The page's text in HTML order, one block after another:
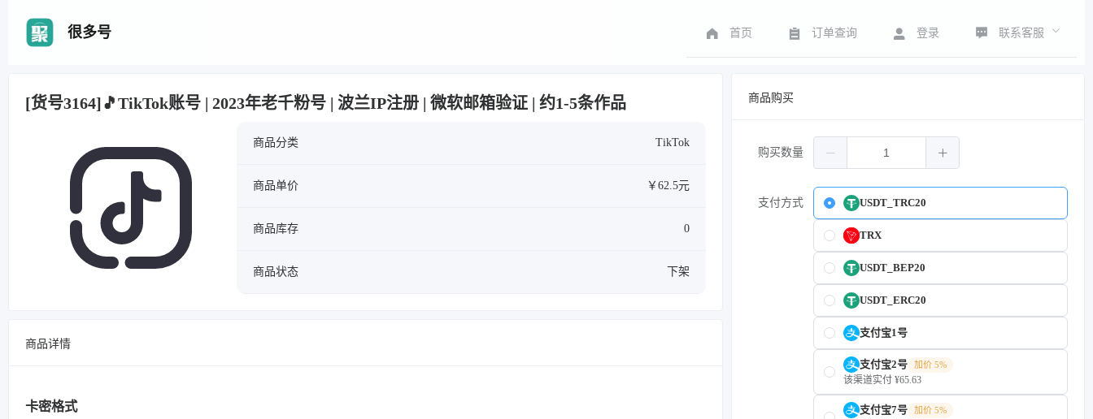
很多号 首页 订单查询 登录 联系客服
[货号3164]🎵TikTok账号 | 2023年老千粉号 | 波兰IP注册 | 微软邮箱验证 | 约1-5条作品
商品分类 TikTok
商品单价 ￥62.5元
商品库存 0
商品状态 下架
商品详情
卡密格式
商品购买
购买数量
支付方式 USDT_TRC20
TRX
USDT_BEP20
USDT_ERC20
支付宝1号
支付宝2号 加价 5%
该渠道实付 ¥65.63
支付宝7号 加价 5%